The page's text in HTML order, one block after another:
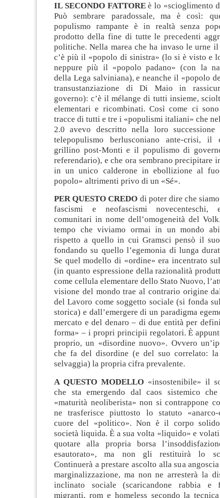
IL SECONDO FATTOREè lo «scioglimento
Può sembrare paradossale, ma è così:
populismo rampante è in realtà senza
prodotto della fine di tutte le precedenti
politiche. Nella marea che ha invaso le urne
c’è più il «popolo di sinistra» (lo si è visto e
neppure più il «popolo padano» (con la
della Lega salviniana), e neanche il «popolo
transustanziazione di Di Maio in
governo): c’è il mélange di tutti insieme,
elementari e ricombinati. Così come ci
tracce di tutti e tre i «populismi italiani» che
2.0 avevo descritto nella loro
telepopulismo berlusconiano ante-crisi, il
grillino post-Monti e il populismo di
referendario), e che ora sembrano precipitare
in un unico calderone in ebollizione al
popolo» altrimenti privo di un «Sé».
PER QUESTO CREDO di poter dire che
fascismi e neofascismi novecenteschi,
comunitari in nome dell’omogeneità del
tempo che viviamo ormai in un mondo
rispetto a quello in cui Gramsci pensò il
fondando su quello l’egemonia di lunga
Se quel modello di «ordine» era incentrato
(in quanto espressione della razionalità
come cellula elementare dello Stato Nuovo,
visione del mondo trae al contrario origine
del Lavoro come soggetto sociale (si fonda
storica) e dall’emergere di un paradigma
mercato e del denaro – di due entità per
forma» – i propri principii regolatori. È
proprio, un «disordine nuovo». Ovvero
che fa del disordine (e del suo correlato: la
selvaggia) la propria cifra prevalente.
A QUESTO MODELLO «insostenibile» il
che sta emergendo dal caos sistemico
«maturità neoliberista» non si contrappone
ne trasferisce piuttosto lo statuto «anarco-
cuore del «politico». Non è il corpo
società liquida. È a sua volta «liquido» e
quotare alla propria borsa
esautorato», ma non gli restituirà lo
Continuerà a prestare ascolto alla sua
marginalizzazione, ma non ne arresterà la
inclinato sociale (scaricandone rabbia e
migranti, rom e homeless secondo la